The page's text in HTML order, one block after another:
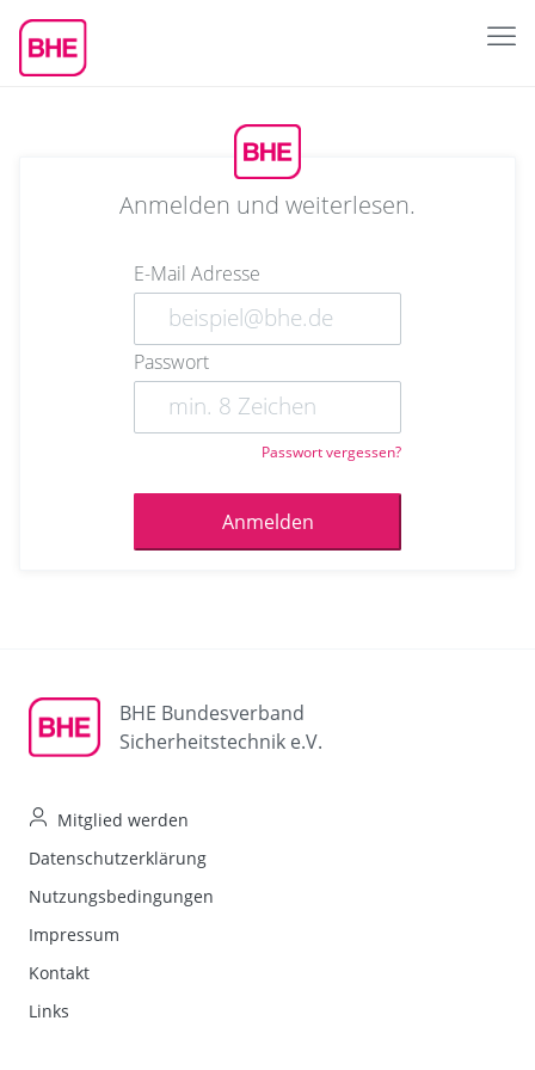
Anmelden und weiterlesen.
E-Mail Adresse
Passwort
Passwort vergessen?
Anmelden
BHE Bundesverband
Sicherheitstechnik e.V.
Mitglied werden
Datenschutzerklärung
Nutzungsbedingungen
Impressum
Kontakt
Links